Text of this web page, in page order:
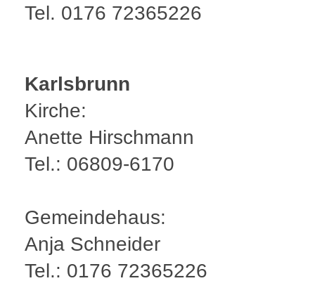
Tel. 0176 72365226
Karlsbrunn
Kirche:
Anette Hirschmann
Tel.: 06809-6170
Gemeindehaus:
Anja Schneider
Tel.: 0176 72365226